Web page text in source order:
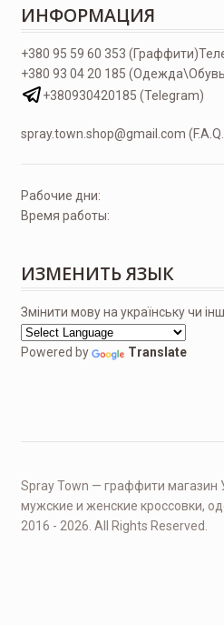
ИНФОРМАЦИЯ
+380 95 59 60 353 (Граффити)
+380 93 04 20 185
+380930420185 (Telegram)
spray.town.shop@gmail.com
Рабочие дни:
Время работы:
ИЗМЕНИТЬ ЯЗЫК
Змінити мову на українську чи
Powered by Translate
Spray Town — граффити магазин
мужские и женские кроссовки,
2016 - 2026. All Rights Reserved.